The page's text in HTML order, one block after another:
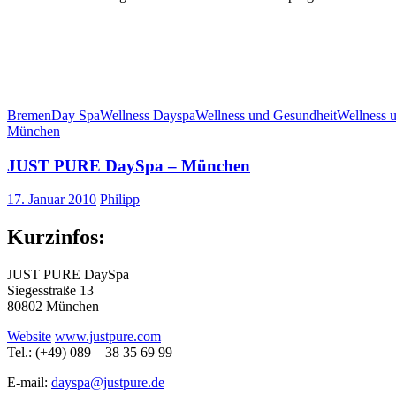
BremenDay SpaWellness DayspaWellness und GesundheitWellness
München
JUST PURE DaySpa – München
17. Januar 2010 Philipp
Kurzinfos:
JUST PURE DaySpa
Siegesstraße 13
80802 München
Website www.justpure.com
Tel.: (+49) 089 – 38 35 69 99
E-mail: dayspa@justpure.de